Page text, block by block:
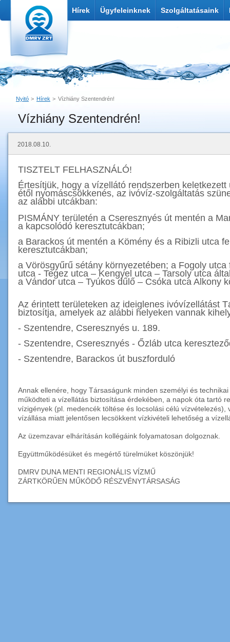
Hírek Ügyfeleinknek Szolgáltatásaink
Nyitó Hírek Vízhiány Szentendrén!
Vízhiány Szentendrén!
Link küldése
Nyomtatás
2018.08.10.
TISZTELT FELHASZNÁLÓ!
Értesítjük, hogy a vízellátó rendszerben
étől nyomáscsökkenés, az ivóvíz-szolgáltatás
az alábbi utcákban:
PISMÁNY területén a Cseresznyés út mentén a
a kapcsolódó keresztutcákban;
a Barackos út mentén a Kömény és a Ribizli utca
keresztutcákban;
a Vörösgyűrű sétány környezetében; a Fogoly
utca - Tegez utca – Kengyel utca – Tarsoly utca
a Vándor utca – Tyúkos dűlő – Csóka utca Alkony
Az érintett területeken az ideiglenes ivóvízellátást
biztosítja, amelyek az alábbi helyeken vannak
- Szentendre, Cseresznyés u. 189.
- Szentendre, Cseresznyés - Őzláb utca
- Szentendre, Barackos út buszforduló
Annak ellenére, hogy Társaságunk minden személyi és
működteti a vízellátás biztosítása érdekében, a napok óta tartó
vízigények (pl. medencék töltése és locsolási célú vízvételezés),
vízállása miatt jelentősen lecsökkent vízkivételi lehetőség a
Az üzemzavar elhárításán kollégáink folyamatosan dolgoznak.
Együttműködésüket és megértő türelmüket köszönjük!
DMRV DUNA MENTI REGIONÁLIS VÍZMŰ
ZÁRTKÖRŰEN MŰKÖDŐ RÉSZVÉNYTÁRSASÁG